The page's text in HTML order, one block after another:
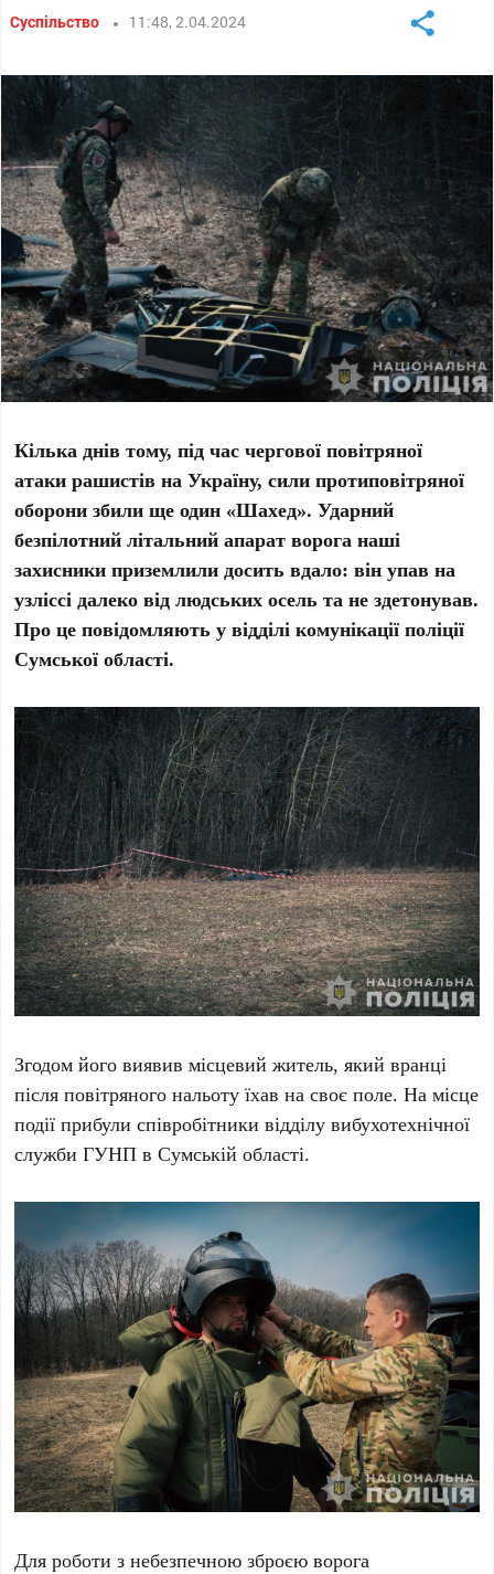
Суспільство 11:48, 2.04.2024
Кілька днів тому, під час чергової повітряної
атаки рашистів на Україну, сили протиповітряної
оборони збили ще один «Шахед». Ударний
безпілотний літальний апарат ворога наші
захисники приземлили досить вдало: він упав на
узліссі далеко від людських осель та не здетонував.
Про це повідомляють у відділі комунікації поліції
Сумської області.
Згодом його виявив місцевий житель, який вранці
після повітряного нальоту їхав на своє поле. На місце
події прибули співробітники відділу вибухотехнічної
служби ГУНП в Сумській області.
Для роботи з небезпечною зброєю ворога